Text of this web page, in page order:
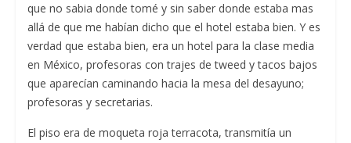
que no sabia donde tomé y sin saber donde estaba mas
allá de que me habían dicho que el hotel estaba bien. Y es
verdad que estaba bien, era un hotel para la clase media
en México, profesoras con trajes de tweed y tacos bajos
que aparecían caminando hacia la mesa del desayuno;
profesoras y secretarias.
El piso era de moqueta roja terracota, transmitía un